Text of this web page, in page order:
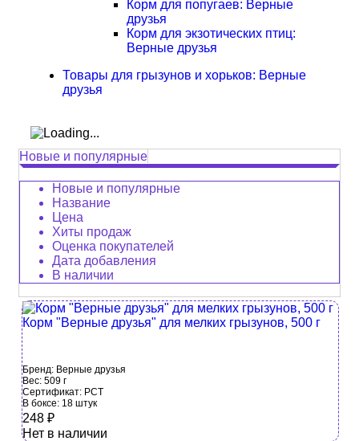
Корм для попугаев: Верные
друзья
Корм для экзотических птиц:
Верные друзья
Товары для грызунов и хорьков: Верные
друзья
Новые и популярные
Новые и популярные
Название
Цена
Хиты продаж
Оценка покупателей
Дата добавления
В наличии
Корм "Верные друзья" для мелких грызунов, 500 г
Бренд: Верные друзья
Вес:509 г
Сертификат: РСТ
В боксе: 18 штук
248₽
Нет в наличии